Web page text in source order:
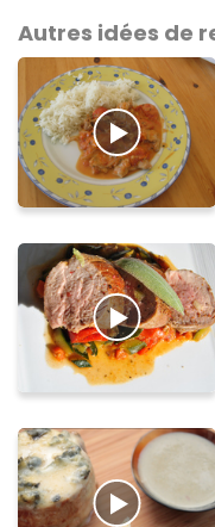
Autres idées de